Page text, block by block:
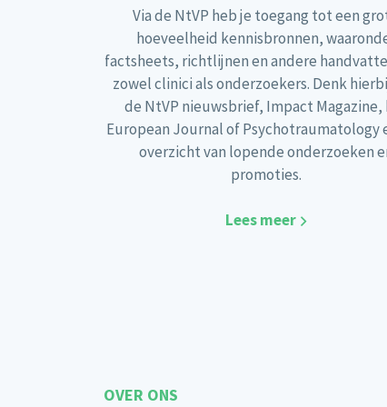
Via de NtVP heb je toegang tot een
hoeveelheid kennisbronnen,
factsheets, richtlijnen en andere
zowel clinici als onderzoekers. Denk
de NtVP nieuwsbrief, Impact Magazine,
European Journal of Psychotraumatology
overzicht van lopende onderzoeken
promoties.
Lees meer
OVER ONS